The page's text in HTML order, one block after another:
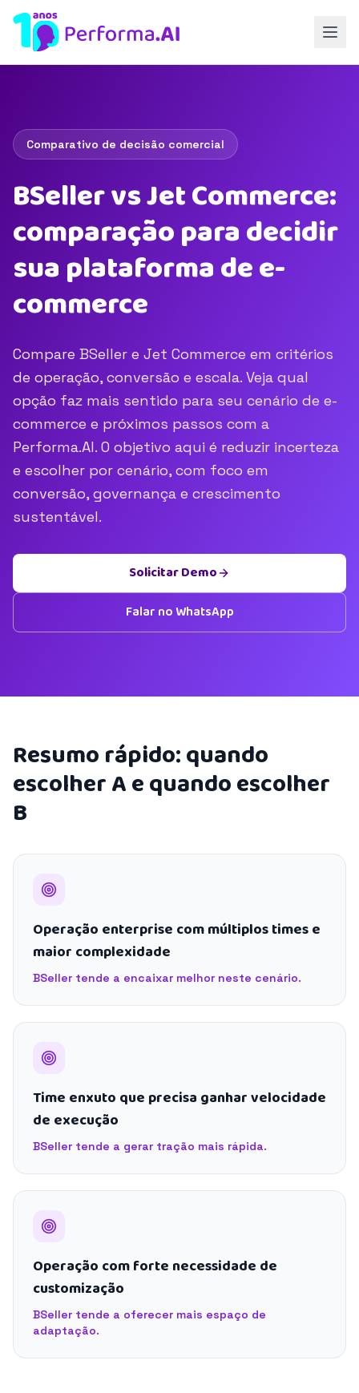
Comparativo de decisão comercial
BSeller vs Jet Commerce:
comparação para decidir
sua plataforma de e-
commerce
Compare BSeller e Jet Commerce em critérios
de operação, conversão e escala. Veja qual
opção faz mais sentido para seu cenário de e-
commerce e próximos passos com a
Performa.AI. O objetivo aqui é reduzir incerteza
e escolher por cenário, com foco em
conversão, governança e crescimento
sustentável.
Solicitar Demo
Falar no WhatsApp
Resumo rápido: quando
escolher A e quando escolher
B
Operação enterprise com múltiplos times e
maior complexidade
BSeller tende a encaixar melhor neste cenário.
Time enxuto que precisa ganhar velocidade
de execução
BSeller tende a gerar tração mais rápida.
Operação com forte necessidade de
customização
BSeller tende a oferecer mais espaço de
adaptação.